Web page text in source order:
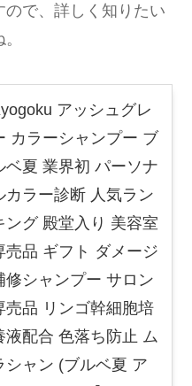
で、詳しく知りたい
アッシュグレ
カラーシャンプー ブ
ベ夏 業界初 パーソナ
カラー診断 人気ラン
ング 殿堂入り 美容室
売品 ギフト ダメージ
修シャンプー サロン
売品 リンゴ幹細胞培
液配合 色落ち防止 ム
シャン (ブルベ夏 ア